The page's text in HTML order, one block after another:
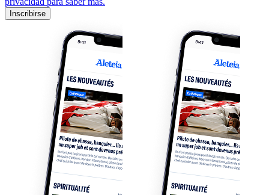
Inscribirse